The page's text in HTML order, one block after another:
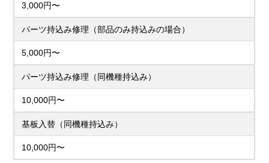
3,000円〜
パーツ持込み修理（部品のみ持込みの場合）
5,000円〜
パーツ持込み修理（同機種持込み）
10,000円〜
基板入替（同機種持込み）
10,000円〜